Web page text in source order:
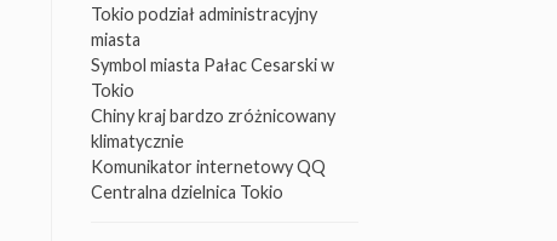
Tokio podział administracyjny
miasta
Symbol miasta Pałac Cesarski w
Tokio
Chiny kraj bardzo zróżnicowany
klimatycznie
Komunikator internetowy QQ
Centralna dzielnica Tokio